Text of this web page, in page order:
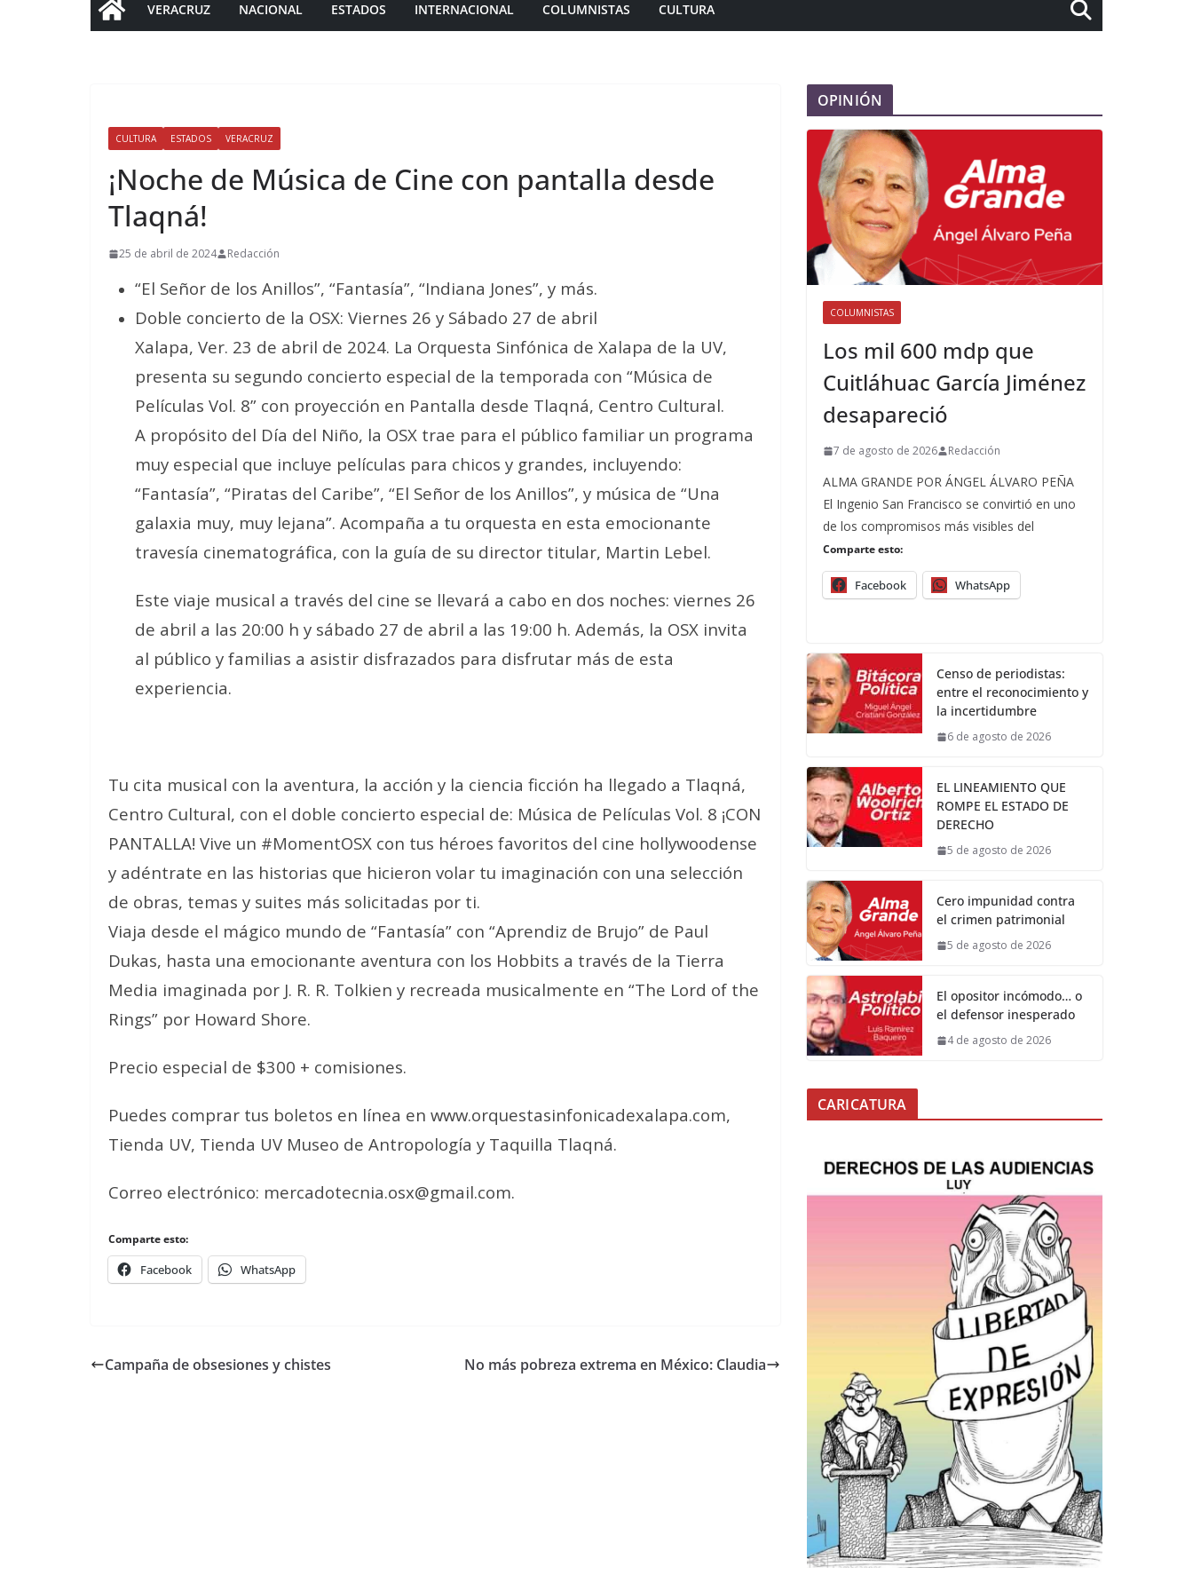
VERACRUZ NACIONAL ESTADOS INTERNACIONAL COLUMNISTAS CULTURA
CULTURA ESTADOS VERACRUZ
¡Noche de Música de Cine con pantalla desde
Tlaqná!
25 de abril de 2024 Redacción
“El Señor de los Anillos”, “Fantasía”, “Indiana Jones”, y más.
Doble concierto de la OSX: Viernes 26 y Sábado 27 de abril
Xalapa, Ver. 23 de abril de 2024. La Orquesta Sinfónica de Xalapa de la UV,
presenta su segundo concierto especial de la temporada con “Música de
Películas Vol. 8” con proyección en Pantalla desde Tlaqná, Centro Cultural.
A propósito del Día del Niño, la OSX trae para el público familiar un programa
muy especial que incluye películas para chicos y grandes, incluyendo:
“Fantasía”, “Piratas del Caribe”, “El Señor de los Anillos”, y música de “Una
galaxia muy, muy lejana”. Acompaña a tu orquesta en esta emocionante
travesía cinematográfica, con la guía de su director titular, Martin Lebel.
Este viaje musical a través del cine se llevará a cabo en dos noches: viernes 26
de abril a las 20:00 h y sábado 27 de abril a las 19:00 h. Además, la OSX invita
al público y familias a asistir disfrazados para disfrutar más de esta
experiencia.
Tu cita musical con la aventura, la acción y la ciencia ficción ha llegado a Tlaqná,
Centro Cultural, con el doble concierto especial de: Música de Películas Vol. 8 ¡CON
PANTALLA! Vive un #MomentOSX con tus héroes favoritos del cine hollywoodense
y adéntrate en las historias que hicieron volar tu imaginación con una selección
de obras, temas y suites más solicitadas por ti.
Viaja desde el mágico mundo de “Fantasía” con “Aprendiz de Brujo” de Paul
Dukas, hasta una emocionante aventura con los Hobbits a través de la Tierra
Media imaginada por J. R. R. Tolkien y recreada musicalmente en “The Lord of the
Rings” por Howard Shore.
Precio especial de $300 + comisiones.
Puedes comprar tus boletos en línea en www.orquestasinfonicadexalapa.com,
Tienda UV, Tienda UV Museo de Antropología y Taquilla Tlaqná.
Correo electrónico: mercadotecnia.osx@gmail.com.
Comparte esto:
Facebook WhatsApp
Campaña de obsesiones y chistes No más pobreza extrema en México: Claudia
OPINIÓN
COLUMNISTAS
Los mil 600 mdp que
Cuitláhuac García Jiménez
desapareció
7 de agosto de 2026 Redacción
ALMA GRANDE POR ÁNGEL ÁLVARO PEÑA
El Ingenio San Francisco se convirtió en uno
de los compromisos más visibles del
Comparte esto:
Facebook WhatsApp
Censo de periodistas:
entre el reconocimiento y
la incertidumbre
6 de agosto de 2026
EL LINEAMIENTO QUE
ROMPE EL ESTADO DE
DERECHO
5 de agosto de 2026
Cero impunidad contra
el crimen patrimonial
5 de agosto de 2026
El opositor incómodo… o
el defensor inesperado
4 de agosto de 2026
CARICATURA